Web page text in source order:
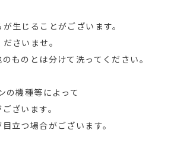
生じることがございます。
さいませ。
ものとは分けて洗ってください。
の機種等によって
ざいます。
立つ場合がございます。